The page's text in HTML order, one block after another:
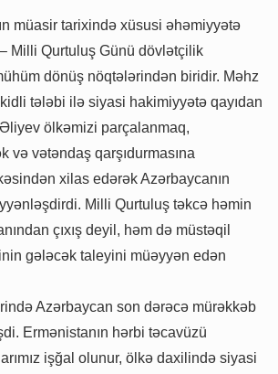
müasir tarixində xüsusi əhəmiyyətə
Milli Qurtuluş Günü dövlətçilik
dönüş nöqtələrindən biridir. Məhz
tələbi ilə siyasi hakimiyyətə qayıdan
ölkəmizi parçalanmaq,
və vətəndaş qarşıdurmasına
xilas edərək Azərbaycanın
Milli Qurtuluş təkcə həmin
çıxış deyil, həm də müstəqil
gələcək taleyini müəyyən edən
Azərbaycan son dərəcə mürəkkəb
Ermənistanın hərbi təcavüzü
işğal olunur, ölkə daxilində siyasi